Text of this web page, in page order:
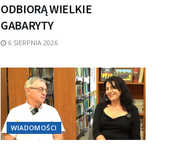
ODBIORĄ WIELKIE
GABARYTY
6 SIERPNIA 2026
WIADOMOŚCI